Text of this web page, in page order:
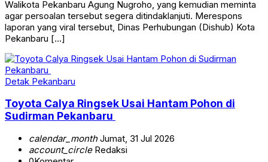
Walikota Pekanbaru Agung Nugroho, yang kemudian meminta
agar persoalan tersebut segera ditindaklanjuti. Merespons
laporan yang viral tersebut, Dinas Perhubungan (Dishub) Kota
Pekanbaru […]
Detak Pekanbaru
Toyota Calya Ringsek Usai Hantam Pohon di
Sudirman Pekanbaru
calendar_monthJumat, 31 Jul 2026
account_circleRedaksi